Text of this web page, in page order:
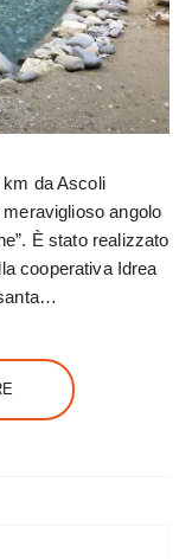
km da Ascoli
angolo
È stato realizzato
cooperativa Idrea